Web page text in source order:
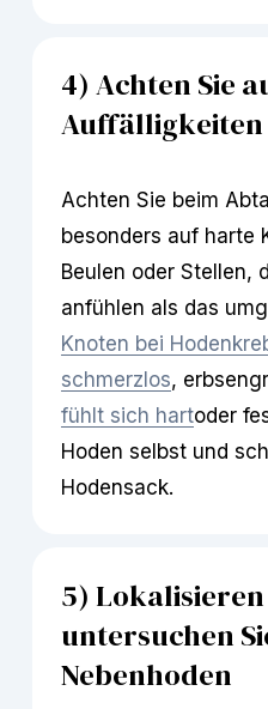
4) Achten Sie
Auffälligkeiten
Achten Sie beim
besonders auf harte
Beulen oder Stellen,
Knoten bei
schmerzlos,
fühlt sich hartoder
Hoden selbst und
Hodensack.
5)
untersuchen
Nebenhoden